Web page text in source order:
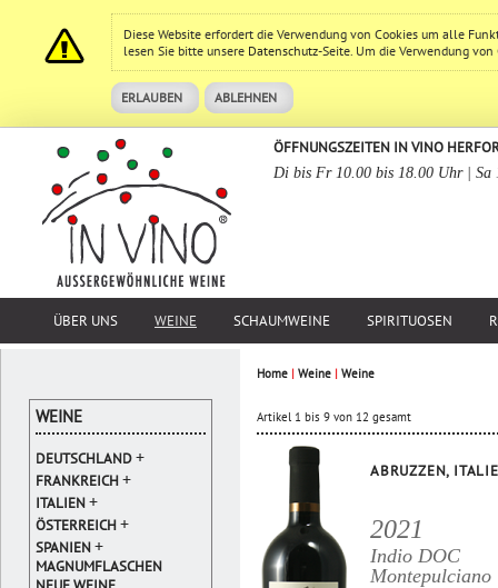
Diese Website erfordert die Verwendung von Cookies um alle
lesen Sie bitte unsere Datenschutz-Seite. Um die Verwendung
ERLAUBEN ABLEHNEN
ÖFFNUNGSZEITEN IN VINO
Di bis Fr 10.00 bis 18.00 Uhr | Sa
ÜBER UNS WEINE SCHAUMWEINE SPIRITUOSEN
Home | Weine | Weine
Artikel 1 bis 9 von 12 gesamt
ABRUZZEN,
2021
Indio DOC
Montepulciano
WEINE
DEUTSCHLAND+
FRANKREICH+
ITALIEN+
ÖSTERREICH+
SPANIEN+
MAGNUMFLASCHEN